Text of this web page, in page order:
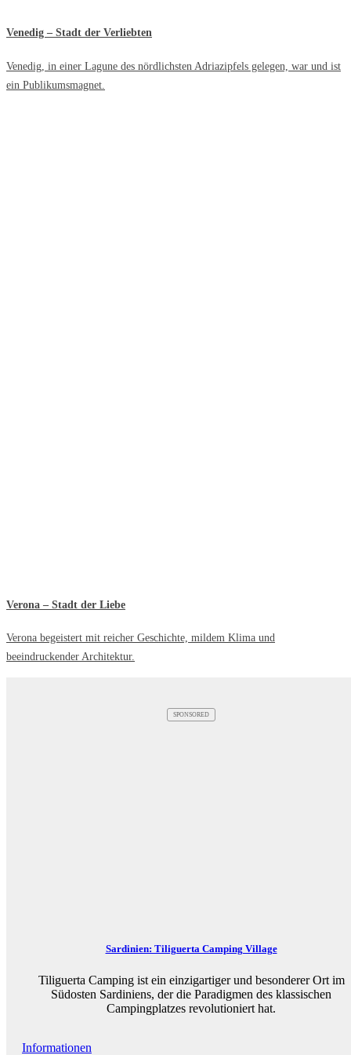
Venedig – Stadt der Verliebten
Venedig, in einer Lagune des nördlichsten Adriazipfels gelegen, war und ist
ein Publikumsmagnet.
Verona – Stadt der Liebe
Verona begeistert mit reicher Geschichte, mildem Klima und
beeindruckender Architektur.
SPONSORED
Sardinien: Tiliguerta Camping Village
Tiliguerta Camping ist ein einzigartiger und besonderer Ort im
Südosten Sardiniens, der die Paradigmen des klassischen
Campingplatzes revolutioniert hat.
Informationen